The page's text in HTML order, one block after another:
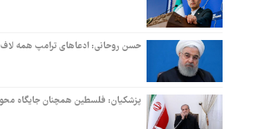
حسن روحانی: ادعاهای ترامپ همه
پزشکیان: فلسطین همچنان جایگاه